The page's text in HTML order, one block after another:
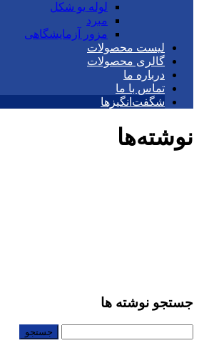
لوله یو شکل
مبرد
مزور آزمایشگاهی
لیست محصولات
گالری محصولات
درباره ما
تماس با ما
شگفت‌انگیزها
نوشته‌ها
جستجو نوشته ها